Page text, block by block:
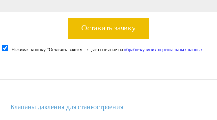
Оставить заявку
Нажимая кнопку “Оставить заявку”, я даю согласие на обработку моих персональных данных
Клапаны давления для станкостроения